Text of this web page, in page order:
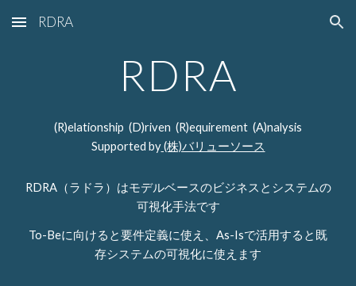
Skip to main content Skip to navigation
RDRA
RDRA
(R)elationship (D)riven (R)equirement (A)nalysis
Supported by(株)バリューソース
RDRA（ラドラ）はモデルベースのビジネスとシステムの
可視化手法です
To-Beに向けると要件定義に使え、As-Isで活用すると既
存システムの可視化に使えます